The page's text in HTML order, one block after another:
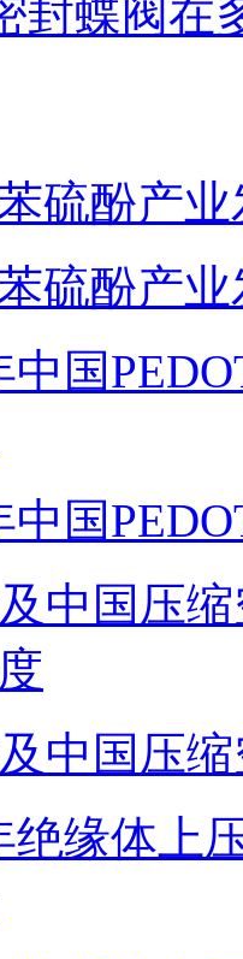
封蝶阀在
硫酚产
硫酚产业
中国
中国
中国压
中国压
绝缘体上